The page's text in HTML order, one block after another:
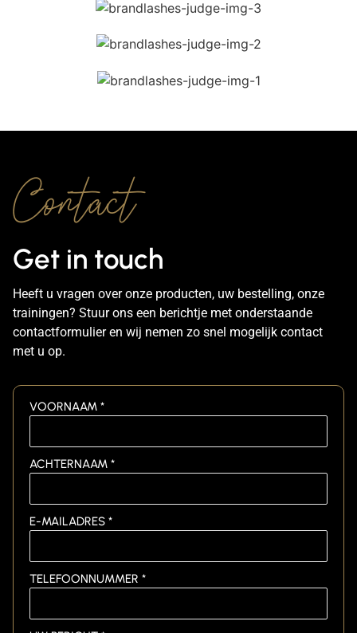
Contact
Get in touch
Heeft u vragen over onze producten, uw bestelling, onze
trainingen? Stuur ons een berichtje met onderstaande
contactformulier en wij nemen zo snel mogelijk contact
met u op.
VOORNAAM *
ACHTERNAAM *
E-MAILADRES *
TELEFOONNUMMER *